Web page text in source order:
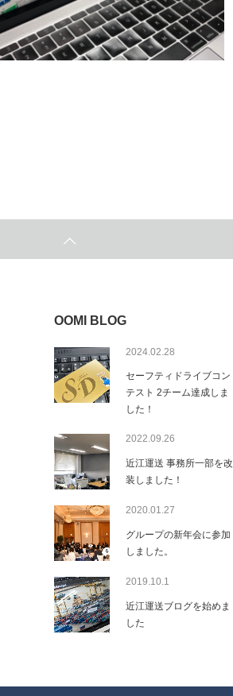
OOMI BLOG
2024.02.28
セーフティドライブコン
テスト 2チーム達成しま
した！
2022.09.26
近江運送 事務所一部を改
装しました！
2020.01.27
グループの新年会に参加
しました。
2019.10.1
近江運送ブログを始めま
した